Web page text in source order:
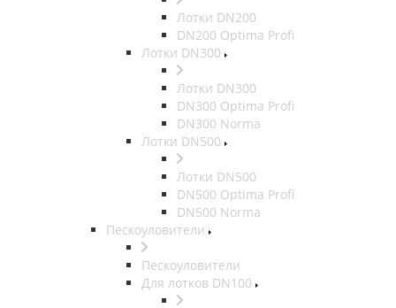
Лотки DN200
DN200 Optima Profi
Лотки DN300
Лотки DN300
DN300 Optima Profi
DN300 Norma
Лотки DN500
Лотки DN500
DN500 Optima Profi
DN500 Norma
Пескоуловители
Пескоуловители
Для лотков DN100